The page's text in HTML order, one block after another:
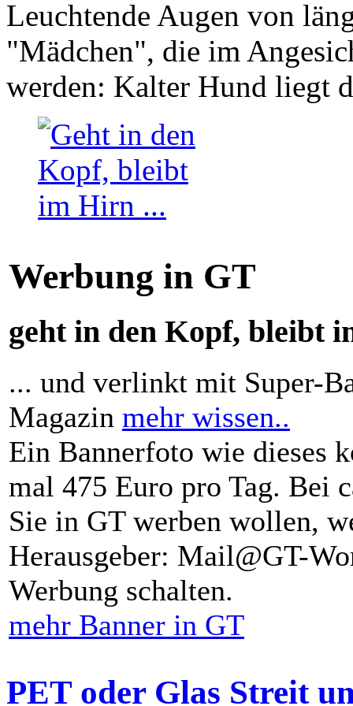
Leuchtende Augen von
"Mädchen", die im
werden: Kalter Hund liegt
Werbung in GT
geht in den Kopf, bleibt
... und verlinkt mit Super-
Magazin mehr wissen..
Ein Bannerfoto wie dieses
mal 475 Euro pro Tag. Bei
Sie in GT werben wollen,
Herausgeber: Mail@GT-
Werbung schalten.
mehr Banner in GT
PET oder Glas Streit